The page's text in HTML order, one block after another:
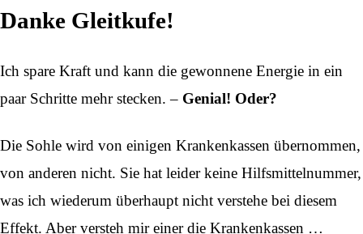
Danke Gleitkufe!
Ich spare Kraft und kann die gewonnene Energie in ein
paar Schritte mehr stecken. – Genial! Oder?
Die Sohle wird von einigen Krankenkassen übernommen,
von anderen nicht. Sie hat leider keine Hilfsmittelnummer,
was ich wiederum überhaupt nicht verstehe bei diesem
Effekt. Aber versteh mir einer die Krankenkassen …